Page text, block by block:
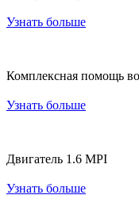
Узнать больше
Комплексная помощь
Узнать больше
Двигатель 1.6 MPI
Узнать больше